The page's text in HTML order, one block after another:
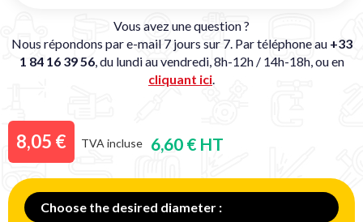
Vous avez une question ?
Nous répondons par e-mail 7 jours sur 7. Par téléphone au +33
1 84 16 39 56, du lundi au vendredi, 8h-12h / 14h-18h, ou en
cliquant ici.
8,05 € TVA incluse 6,60 € HT
Choose the desired diameter :